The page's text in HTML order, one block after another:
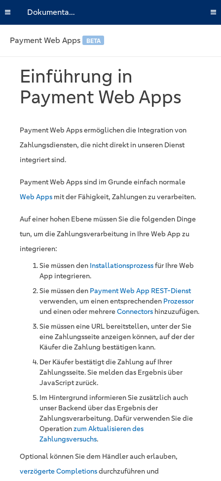
Dokumentation
Payment Web Apps BETA
Einführung in
Payment Web Apps
Payment Web Apps ermöglichen die Integration von
Zahlungsdiensten, die nicht direkt in unseren Dienst
integriert sind.
Payment Web Apps sind im Grunde einfach normale
Web Apps mit der Fähigkeit, Zahlungen zu verarbeiten.
Auf einer hohen Ebene müssen Sie die folgenden Dinge
tun, um die Zahlungsverarbeitung in Ihre Web App zu
integrieren:
Sie müssen den Installationsprozessfür Ihre Web
App integrieren.
Sie müssen den Payment Web App REST-Dienst
verwenden, um einen entsprechenden Prozessor
und einen oder mehrereConnectors hinzuzufügen.
Sie müssen eine URL bereitstellen, unter der Sie
eine Zahlungsseite anzeigen können, auf der der
Käufer die Zahlung bestätigen kann.
Der Käufer bestätigt die Zahlung auf Ihrer
Zahlungsseite. Sie melden das Ergebnis über
JavaScript zurück.
Im Hintergrund informieren Sie zusätzlich auch
unser Backend über das Ergebnis der
Zahlungsverarbeitung. Dafür verwenden Sie die
Operationzum Aktualisieren des
Zahlungsversuchs.
Optional können Sie dem Händler auch erlauben,
verzögerte Completionsdurchzuführen und